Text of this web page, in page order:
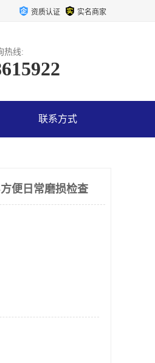
资质认证 实名商家
热线:
联系方式
便日常磨损检查